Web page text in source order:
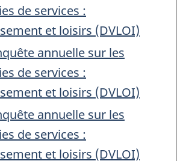
de services :
et loisirs (DVLOI)
annuelle sur les
de services :
et loisirs (DVLOI)
annuelle sur les
de services :
et loisirs (DVLOI)